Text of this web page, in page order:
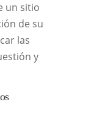
un sitio
de su
las
y